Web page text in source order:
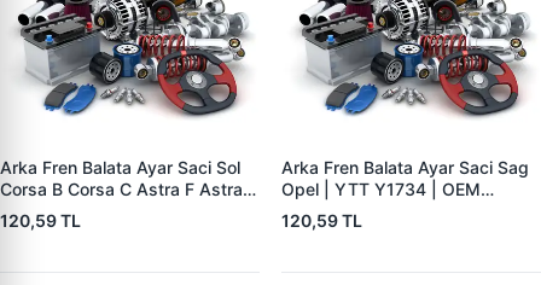
Arka Fren Balata Ayar Saci Sol
Corsa B Corsa C Astra F Astra G
Astra H Vectra B Tigra B | YTT
Y1735 | OEM 556440
120,59 TL
Arka Fren Balata Ayar Saci Sag
Opel | YTT Y1734 | OEM
556441
120,59 TL